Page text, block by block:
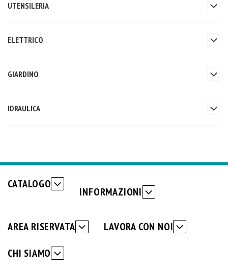
UTENSILERIA
ELETTRICO
GIARDINO
IDRAULICA
CHI SIAMO
CATALOGO
INFORMAZIONI
AREA RISERVATA LAVORA CON NOI